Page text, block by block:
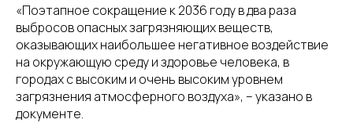
«Поэтапное сокращение к 2036 году в два раза
выбросов опасных загрязняющих веществ,
оказывающих наибольшее негативное воздействие
на окружающую среду и здоровье человека, в
городах с высоким и очень высоким уровнем
загрязнения атмосферного воздуха», – указано в
документе.